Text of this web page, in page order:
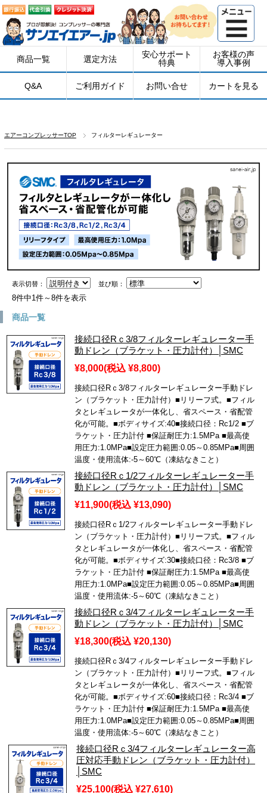
商品一覧 選定方法
安心サポート
特典
お客様の声
導入事例
Q&A ご利用ガイド お問い合せ カートを見る
エアーコンプレッサーTOP フィルターレギュレーター
表示切替： 並び順：
8件中1件～8件を表示
商品一覧
接続口径Rｃ3/8フィルターレギュレーター手
動ドレン（ブラケット・圧力計付）│SMC
¥8,000(税込 ¥8,800)
接続口径Rｃ3/8フィルターレギュレーター手動ドレ
ン（ブラケット・圧力計付）■リリーフ式。■フィル
タとレギュレータが一体化し、省スペース・省配管
化が可能。■ボディサイズ:40■接続口径：Rc1/2 ■ブ
ラケット・圧力計付 ■保証耐圧力:1.5MPa ■最高使
用圧力:1.0MPa■設定圧力範囲:0.05～0.85MPa■周囲
温度・使用流体:-5～60℃（凍結なきこと）
接続口径Rｃ1/2フィルターレギュレーター手
動ドレン（ブラケット・圧力計付）│SMC
¥11,900(税込 ¥13,090)
接続口径Rｃ1/2フィルターレギュレーター手動ドレ
ン（ブラケット・圧力計付）■リリーフ式。■フィル
タとレギュレータが一体化し、省スペース・省配管
化が可能。■ボディサイズ:30■接続口径：Rc3/8 ■ブ
ラケット・圧力計付 ■保証耐圧力:1.5MPa ■最高使
用圧力:1.0MPa■設定圧力範囲:0.05～0.85MPa■周囲
温度・使用流体:-5～60℃（凍結なきこと）
接続口径Rｃ3/4フィルターレギュレーター手
動ドレン（ブラケット・圧力計付）│SMC
¥18,300(税込 ¥20,130)
接続口径Rｃ3/4フィルターレギュレーター手動ドレ
ン（ブラケット・圧力計付）■リリーフ式。■フィル
タとレギュレータが一体化し、省スペース・省配管
化が可能。■ボディサイズ:60■接続口径：Rc3/4 ■ブ
ラケット・圧力計付 ■保証耐圧力:1.5MPa ■最高使
用圧力:1.0MPa■設定圧力範囲:0.05～0.85MPa■周囲
温度・使用流体:-5～60℃（凍結なきこと）
接続口径Rｃ3/4フィルターレギュレーター高
圧対応手動ドレン（ブラケット・圧力計付）
│SMC
¥25,100(税込 ¥27,610)